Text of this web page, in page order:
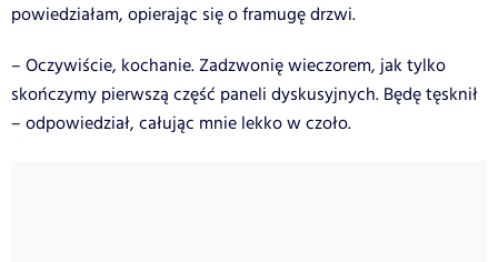
powiedziałam, opierając się o framugę drzwi.
– Oczywiście, kochanie. Zadzwonię wieczorem, jak tylko
skończymy pierwszą część paneli dyskusyjnych. Będę tęsknił
– odpowiedział, całując mnie lekko w czoło.